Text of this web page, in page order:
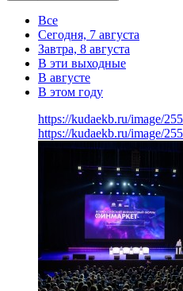
Все
Сегодня, 7 августа
Завтра, 8 августа
В эти выходные
В августе
В этом году
https://kudaekb.ru/image/
https://kudaekb.ru/image/